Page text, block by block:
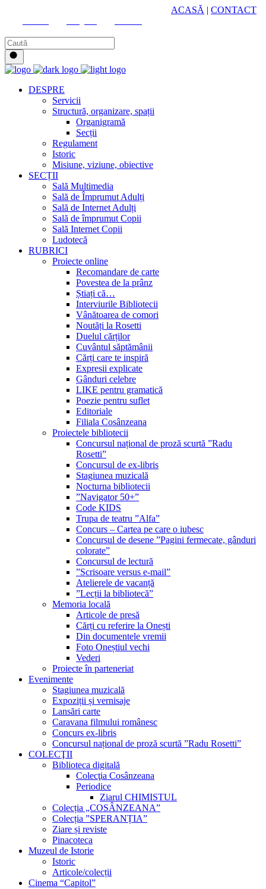
ACASĂ | CONTACT
DESPRE
Servicii
Structură, organizare, spații
Organigramă
Secții
Regulament
Istoric
Misiune, viziune, obiective
SECȚII
Sală Multimedia
Sală de Împrumut Adulți
Sală de Internet Adulți
Sală de împrumut Copii
Sală Internet Copii
Ludotecă
RUBRICI
Proiecte online
Recomandare de carte
Povestea de la prânz
Știați că…
Interviurile Bibliotecii
Vânătoarea de comori
Noutăți la Rosetti
Duelul cărților
Cuvântul săptămânii
Cărți care te inspiră
Expresii explicate
Gânduri celebre
LIKE pentru gramatică
Poezie pentru suflet
Editoriale
Filiala Cosânzeana
Proiectele bibliotecii
Concursul național de proză scurtă ”Radu
Rosetti”
Concursul de ex-libris
Stagiunea muzicală
Nocturna bibliotecii
”Navigator 50+”
Code KIDS
Trupa de teatru ”Alfa”
Concurs – Cartea pe care o iubesc
Concursul de desene ”Pagini fermecate, gânduri
colorate”
Concursul de lectură
”Scrisoare versus e-mail”
Atelierele de vacanță
”Lecții la bibliotecă”
Memoria locală
Articole de presă
Cărți cu referire la Onești
Din documentele vremii
Foto Oneștiul vechi
Vederi
Proiecte în parteneriat
Evenimente
Stagiunea muzicală
Expoziții și vernisaje
Lansări carte
Caravana filmului românesc
Concurs ex-libris
Concursul național de proză scurtă ”Radu Rosetti”
COLECŢII
Biblioteca digitală
Colecţia Cosânzeana
Periodice
Ziarul CHIMISTUL
Colecția „COSÂNZEANA”
Colecția ”SPERANȚIA”
Ziare și reviste
Pinacoteca
Muzeul de Istorie
Istoric
Articole/colecții
Cinema “Capitol”